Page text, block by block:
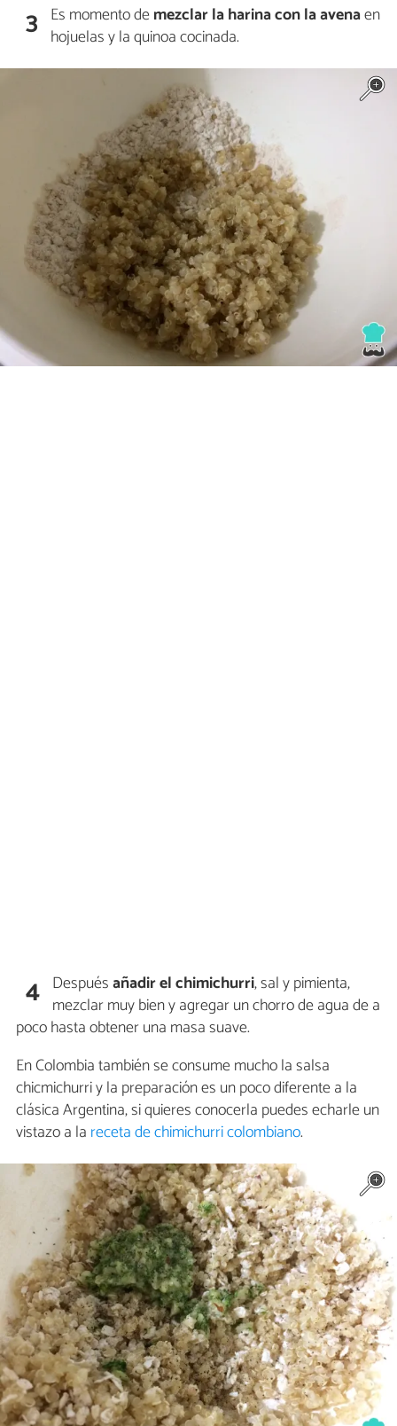
3 Es momento demezclar la harina con la avenaen
hojuelas y la quinoa cocinada.
4 Despuésañadir el chimichurri, sal y pimienta,
mezclar muy bien y agregar un chorro de agua de a
poco hasta obtener una masa suave.
En Colombia también se consume mucho la salsa
chicmichurri y la preparación es un poco diferente a la
clásica Argentina, si quieres conocerla puedes echarle un
vistazo a la receta de chimichurri colombiano.